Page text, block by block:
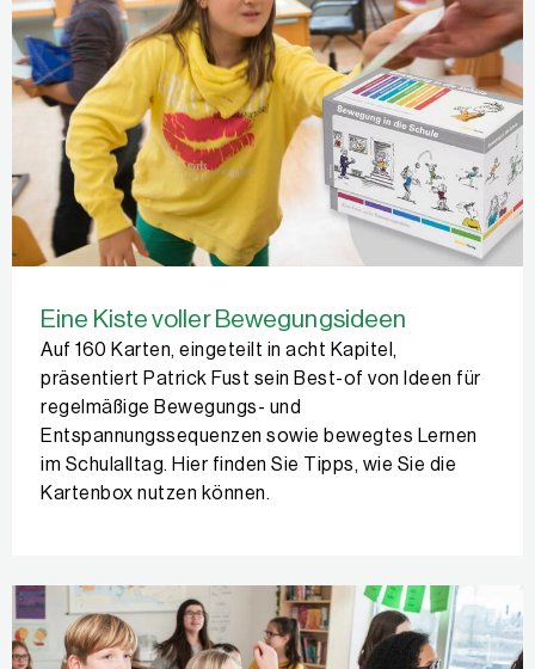
Eine Kiste voller Bewegungsideen
Auf 160 Karten, eingeteilt in acht Kapitel,
präsentiert Patrick Fust sein Best-of von Ideen für
regelmäßige Bewegungs- und
Entspannungssequenzen sowie bewegtes Lernen
im Schulalltag. Hier finden Sie Tipps, wie Sie die
Kartenbox nutzen können.